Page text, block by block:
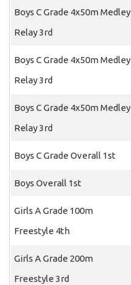
Boys C Grade 4x50m Medley
Relay 3rd
Boys C Grade 4x50m Medley
Relay 3rd
Boys C Grade 4x50m Medley
Relay 3rd
Boys C Grade Overall 1st
Boys Overall 1st
Girls A Grade 100m
Freestyle 4th
Girls A Grade 200m
Freestyle 3rd